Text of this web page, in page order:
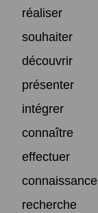
réaliser
souhaiter
découvrir
présenter
intégrer
connaître
effectuer
connaissance
recherche